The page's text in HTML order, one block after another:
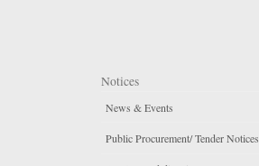
Notices
News & Events
Public Procurement/ Tender Notices